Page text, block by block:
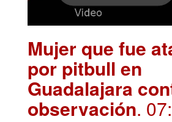
Mujer que fue
por pitbull en
Guadalajara
observación.